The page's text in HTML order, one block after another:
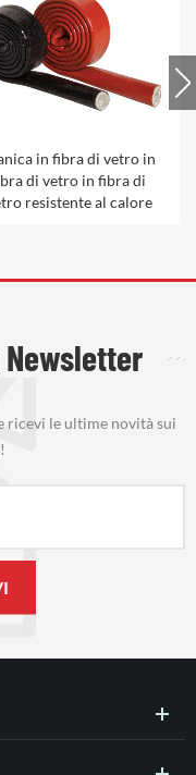
in fibra di vetro in
di vetro in fibra di
resistente al calore
ricevi le ultime novità sui